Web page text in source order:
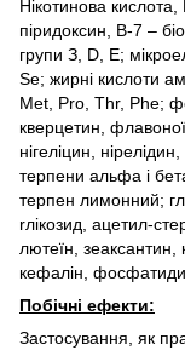
Нікотинова
піридоксин, В-7 –
групи З, D, Е;
Se; жирні кислоти
Met, Pro, Thr, Phe;
кверцетин,
нігеліцин,
терпени альфа і
терпен лимонний;
rлікозид, ацетил-
лютеїн,
кефалін,
Побічні ефекти:
Застосування, як